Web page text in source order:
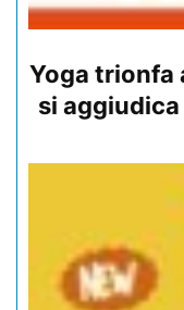
Yoga trionfa
si